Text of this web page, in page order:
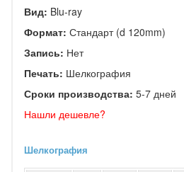
Вид: Blu-ray
Формат: Стандарт (d 120mm)
Запись: Нет
Печать: Шелкография
Сроки производства: 5-7 дней
Нашли дешевле?
Шелкография